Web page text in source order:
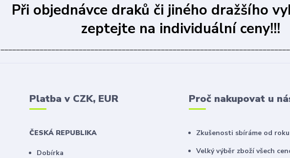
Při objednávce draků či jiného dražšího
zeptejte na individuální ceny!!!
Platba v CZK, EUR
ČESKÁ REPUBLIKA
Dobírka
Proč nakupovat u
Zkušenosti sbíráme od
Velký výběr zboží všech